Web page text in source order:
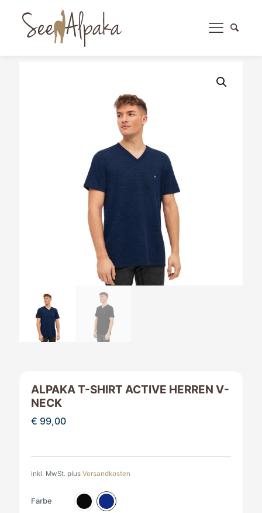
ALPAKA T-SHIRT ACTIVE HERREN V-
NECK
€ 99,00
inkl. MwSt. plus Versandkosten
Farbe